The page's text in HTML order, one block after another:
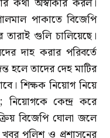
পাকাতে বিজেপি
গুলি চালিয়েছে।
দাহ করার পরিবর্তে
তাদের দেহ মাটির
শিক্ষক নিয়োগ নিয়ে
নিয়োগকে কেন্দ্র করে
বিজেপি ঘোলা জলে
পুলিশ ও প্রশাসনের